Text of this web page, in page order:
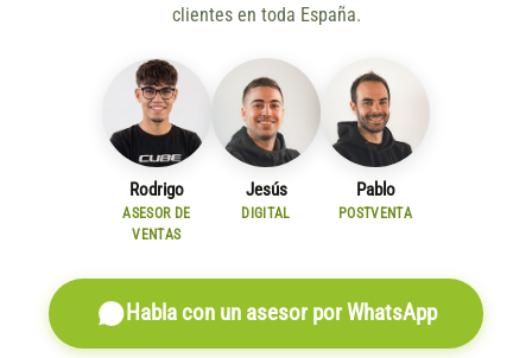
clientes en toda España.
Rodrigo
ASESOR DE
VENTAS
Jesús
DIGITAL
Pablo
POSTVENTA
Habla con un asesor por WhatsApp